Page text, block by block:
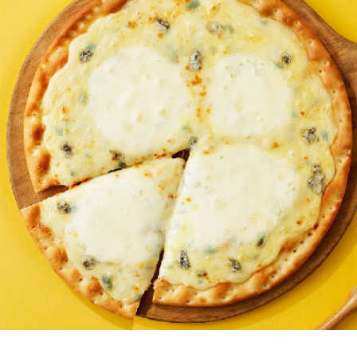
우 차돌박이
차돌박이 2